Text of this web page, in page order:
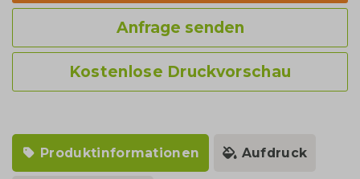
Anfrage senden
Kostenlose Druckvorschau
Produktinformationen Aufdruck